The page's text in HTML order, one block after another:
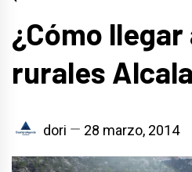
¿Cómo llegar
rurales
dori 28 marzo, 2014